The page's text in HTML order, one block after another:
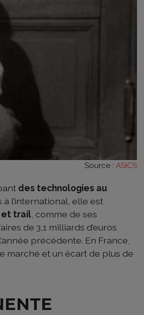
Source : ASICS
des technologies au
l’international, elle est
et trail, comme de ses
de 3,1 milliards d’euros
précédente. En France,
marché et un écart de plus de